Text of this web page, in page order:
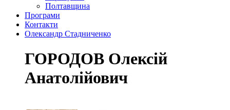
Полтавщина
Програми
Контакти
Олександр Стадниченко
ГОРОДОВ Олексій
Анатолійович